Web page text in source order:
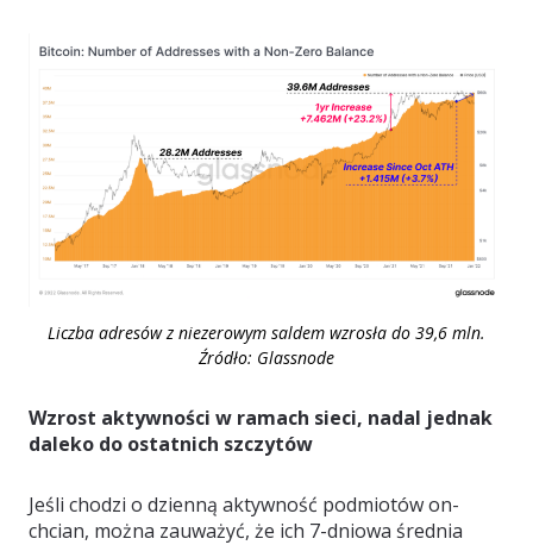
Liczba adresów z niezerowym saldem wzrosła do 39,6 mln.
Źródło: Glassnode
Wzrost aktywności w ramach sieci, nadal jednak
daleko do ostatnich szczytów
Jeśli chodzi o dzienną aktywność podmiotów on-
chcian, można zauważyć, że ich 7-dniowa średnia